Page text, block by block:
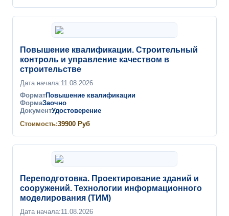
Повышение квалификации. Строительный
контроль и управление качеством в
строительстве
Дата начала:11.08.2026
ФорматПовышение квалификации
ФормаЗаочно
ДокументУдостоверение
Стоимость:39900 Руб
Переподготовка. Проектирование зданий и
сооружений. Технологии информационного
моделирования (ТИМ)
Дата начала:11.08.2026